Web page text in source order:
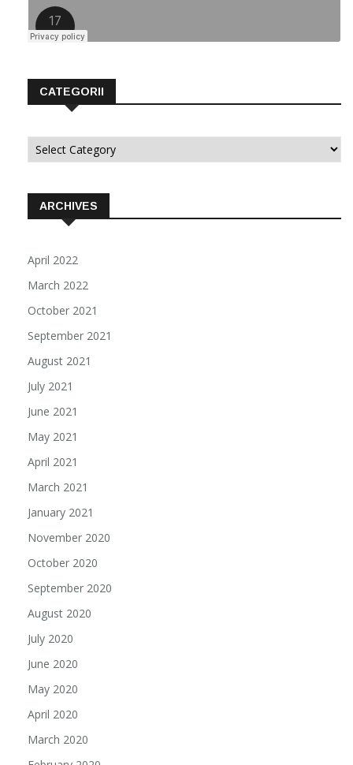
CATEGORII
Categorii
ARCHIVES
April 2022
March 2022
October 2021
September 2021
August 2021
July 2021
June 2021
May 2021
April 2021
March 2021
January 2021
November 2020
October 2020
September 2020
August 2020
July 2020
June 2020
May 2020
April 2020
March 2020